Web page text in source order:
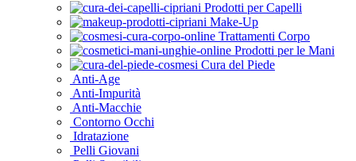
Prodotti per Capelli
Make-Up
Trattamenti Corpo
Prodotti per le Mani
Cura del Piede
Anti-Age
Anti-Impurità
Anti-Macchie
Contorno Occhi
Idratazione
Pelli Giovani